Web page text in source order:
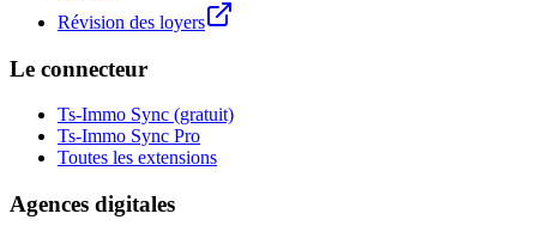
Révision des loyers
Le connecteur
Ts-Immo Sync (gratuit)
Ts-Immo Sync Pro
Toutes les extensions
Agences digitales